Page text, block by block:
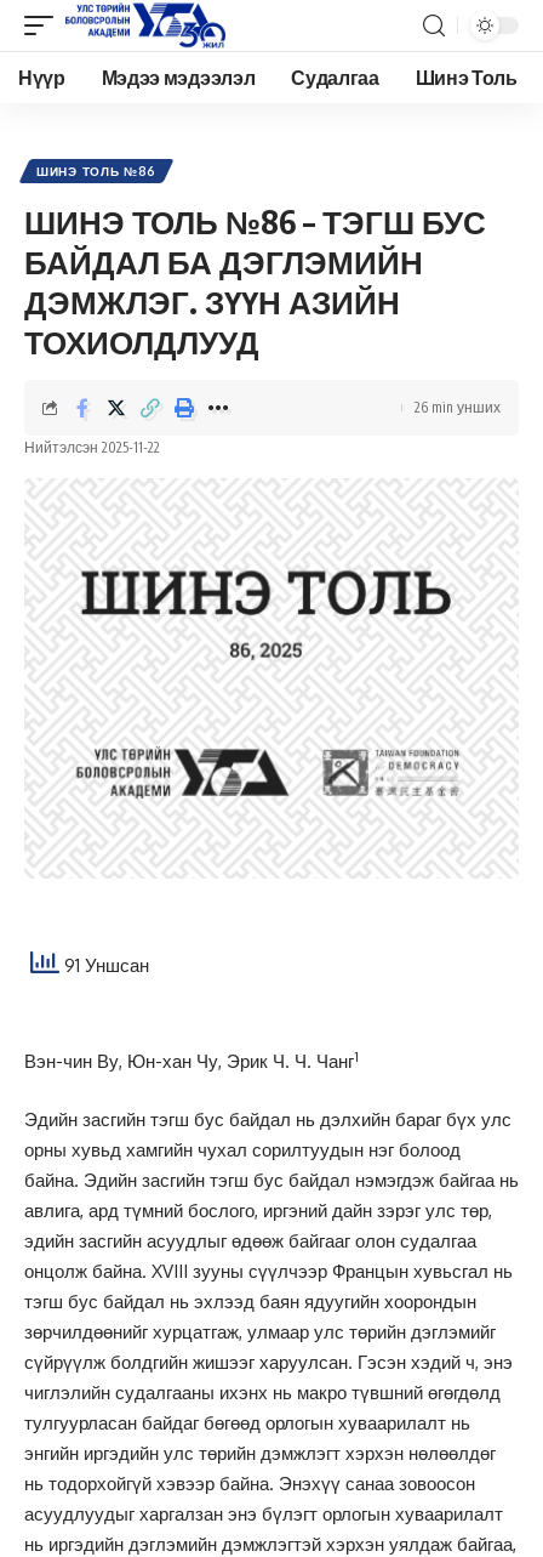
Нүүр Мэдээ мэдээлэл Судалгаа Шинэ Толь
ШИНЭ ТОЛЬ №86
ШИНЭ ТОЛЬ №86 – ТЭГШ БУС
БАЙДАЛ БА ДЭГЛЭМИЙН
ДЭМЖЛЭГ. ЗҮҮН АЗИЙН
ТОХИОЛДЛУУД
Нийтэлсэн 2025-11-22
26 min унших
91 Уншсан
Вэн-чин Ву, Юн-хан Чу, Эрик Ч. Ч. Чанг1
Эдийн засгийн тэгш бус байдал нь дэлхийн бараг бүх улс
орны хувьд хамгийн чухал сорилтуудын нэг болоод
байна. Эдийн засгийн тэгш бус байдал нэмэгдэж байгаа нь
авлига, ард түмний бослого, иргэний дайн зэрэг улс төр,
эдийн засгийн асуудлыг өдөөж байгааг олон судалгаа
онцолж байна. XVIII зууны сүүлчээр Францын хувьсгал нь
тэгш бус байдал нь эхлээд баян ядуугийн хоорондын
зөрчилдөөнийг хурцатгаж, улмаар улс төрийн дэглэмийг
сүйрүүлж болдгийн жишээг харуулсан. Гэсэн хэдий ч, энэ
чиглэлийн судалгааны ихэнх нь макро түвшний өгөгдөлд
тулгуурласан байдаг бөгөөд орлогын хуваарилалт нь
энгийн иргэдийн улс төрийн дэмжлэгт хэрхэн нөлөөлдөг
нь тодорхойгүй хэвээр байна. Энэхүү санаа зовоосон
асуудлуудыг харгалзан энэ бүлэгт орлогын хуваарилалт
нь иргэдийн дэглэмийн дэмжлэгтэй хэрхэн уялдаж байгаа,